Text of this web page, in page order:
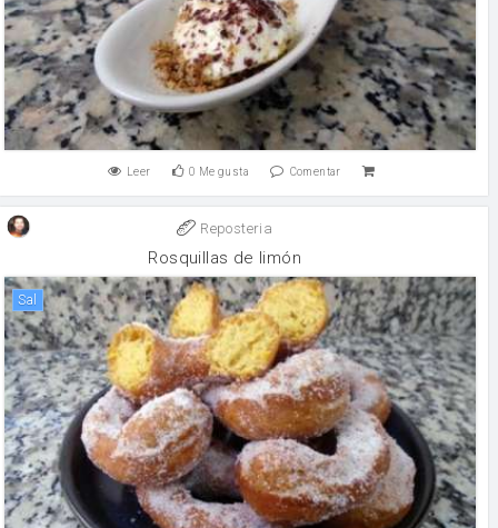
Leer 0 Me gusta Comentar
Reposteria
Rosquillas de limón
sal